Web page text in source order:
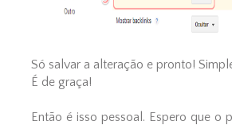
Só salvar a alteração e pronto!
É de graça!
Então é isso pessoal. Espero que o